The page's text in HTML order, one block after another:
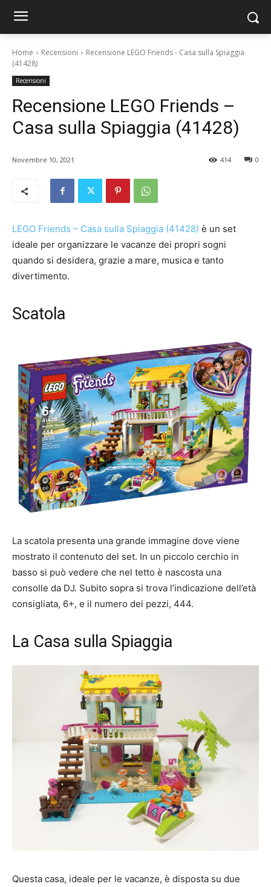
Home Recensioni
Recensione LEGO Friends - Casa sulla Spiaggia
(41428)
Recensioni
Recensione LEGO Friends –
Casa sulla Spiaggia (41428)
Novembre 10, 2021 0
414
LEGO Friends – Casa sulla Spiaggia (41428) è un set
ideale per organizzare le vacanze dei propri sogni
quando si desidera, grazie a mare, musica e tanto
divertimento.
Scatola
La scatola presenta una grande immagine dove viene
mostrato il contenuto del set. In un piccolo cerchio in
basso si può vedere che nel tetto è nascosta una
consolle da DJ. Subito sopra si trova l’indicazione dell’età
consigliata, 6+, e il numero dei pezzi, 444.
La Casa sulla Spiaggia
Questa casa, ideale per le vacanze, è disposta su due